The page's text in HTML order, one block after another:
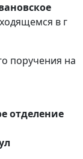
в г
поручения на
отделение